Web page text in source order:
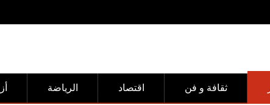
الرياضة اقتصاد ثقافة و فن